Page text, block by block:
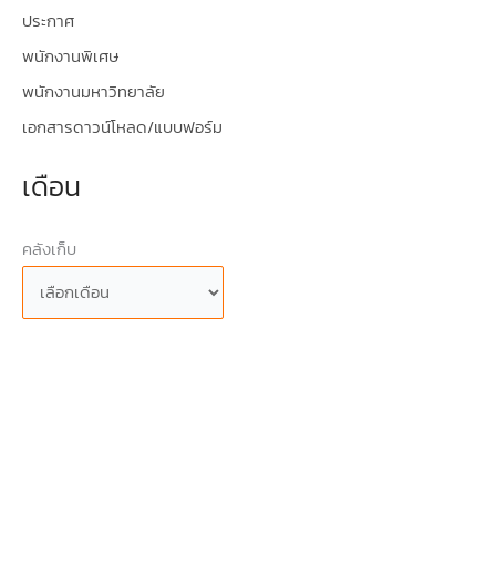
ประกาศ
พนักงานพิเศษ
พนักงานมหาวิทยาลัย
เอกสารดาวน์โหลด/แบบฟอร์ม
เดือน
คลังเก็บ